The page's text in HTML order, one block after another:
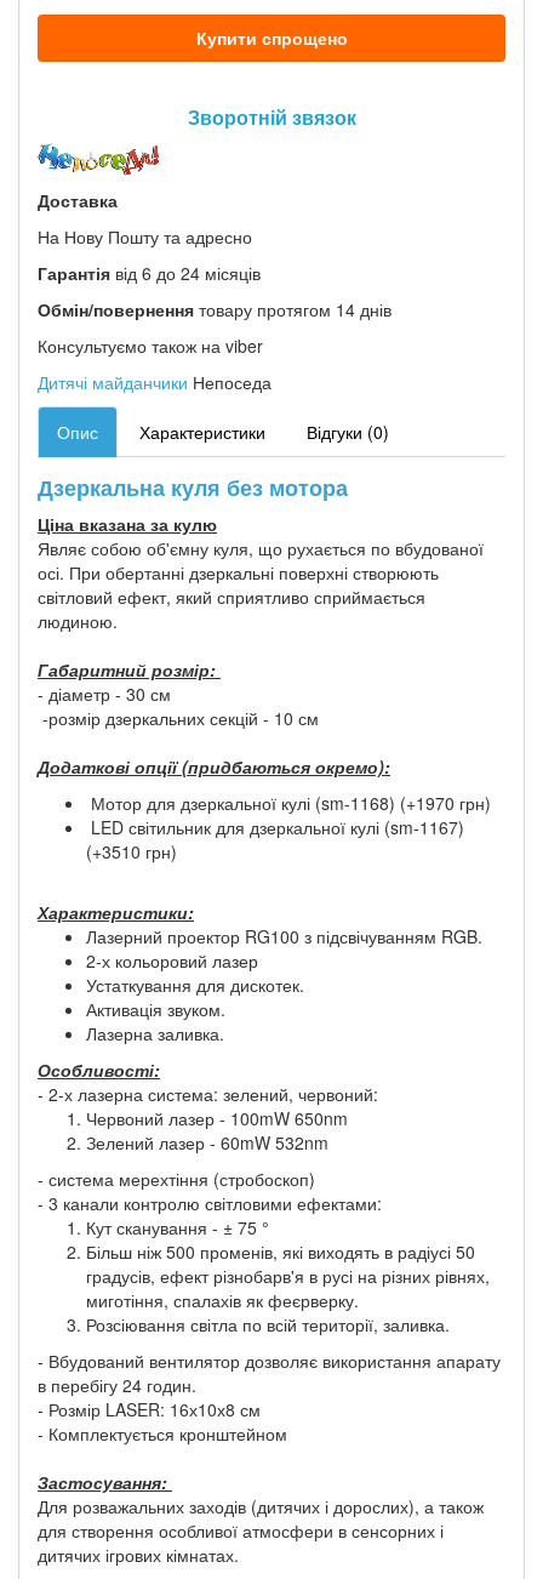
Купити спрощено
Зворотній звязок
Доставка
На Нову Пошту та адресно
Гарантія від 6 до 24 місяців
Обмін/повернення товару протягом 14 днів
Консультуємо також на viber
Дитячі майданчики Непоседа
Опис Характеристики Відгуки (0)
Дзеркальна куля без мотора
Ціна вказана за кулю
Являє собою об'ємну куля, що рухається по вбудованої
осі. При обертанні дзеркальні поверхні створюють
світловий ефект, який сприятливо сприймається
людиною.
Габаритний розмір:
- діаметр - 30 см
-розмір дзеркальних секцій - 10 см
Додаткові опції (придбаються окремо):
Мотор для дзеркальної кулі (sm-1168) (+1970 грн)
LED світильник для дзеркальної кулі (sm-1167)
(+3510 грн)
Характеристики:
Лазерний проектор RG100 з підсвічуванням RGB.
2-х кольоровий лазер
Устаткування для дискотек.
Активація звуком.
Лазерна заливка.
Особливості:
- 2-х лазерна система: зелений, червоний:
Червоний лазер - 100mW 650nm
Зелений лазер - 60mW 532nm
- система мерехтіння (стробоскоп)
- 3 канали контролю світловими ефектами:
Кут сканування - ± 75 °
Більш ніж 500 променів, які виходять в радіусі 50
градусів, ефект різнобарв'я в русі на різних рівнях,
миготіння, спалахів як феєрверку.
Розсіювання світла по всій території, заливка.
- Вбудований вентилятор дозволяє використання апарату
в перебігу 24 годин.
- Розмір LASER: 16х10х8 см
- Комплектується кронштейном
Застосування:
Для розважальних заходів (дитячих і дорослих), а також
для створення особливої ​​атмосфери в сенсорних і
дитячих ігрових кімнатах.